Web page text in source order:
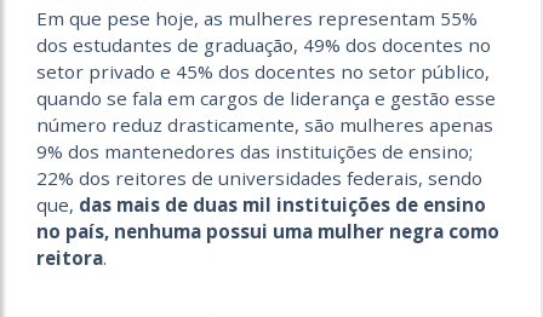
Em que pese hoje, as mulheres representam 55%
dos estudantes de graduação, 49% dos docentes no
setor privado e 45% dos docentes no setor público,
quando se fala em cargos de liderança e gestão esse
número reduz drasticamente, são mulheres apenas
9% dos mantenedores das instituições de ensino;
22% dos reitores de universidades federais, sendo
que, das mais de duas mil instituições de ensino
no país, nenhuma possui uma mulher negra como
reitora.